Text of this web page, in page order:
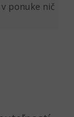
ponuke nič